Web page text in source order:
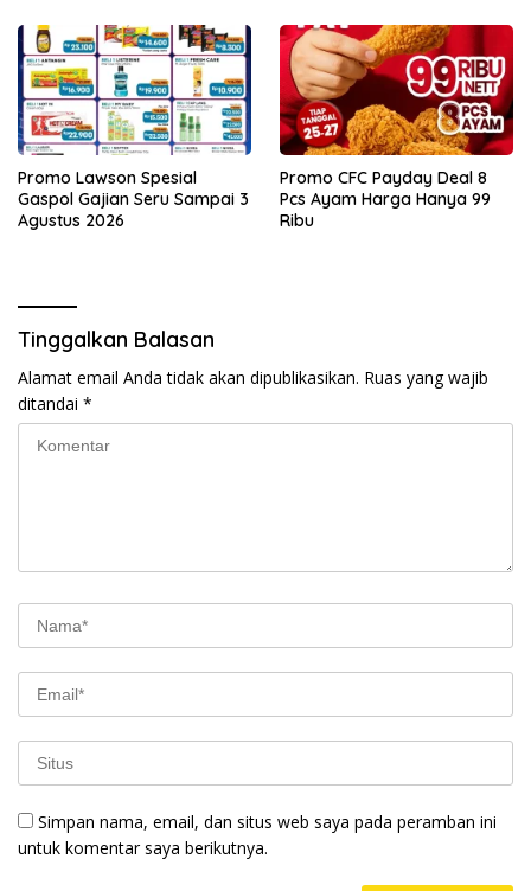
Promo Lawson Spesial
Gaspol Gajian Seru Sampai 3
Agustus 2026
Promo CFC Payday Deal 8
Pcs Ayam Harga Hanya 99
Ribu
Tinggalkan Balasan
Alamat email Anda tidak akan dipublikasikan. Ruas yang wajib
ditandai *
Simpan nama, email, dan situs web saya pada peramban ini
untuk komentar saya berikutnya.